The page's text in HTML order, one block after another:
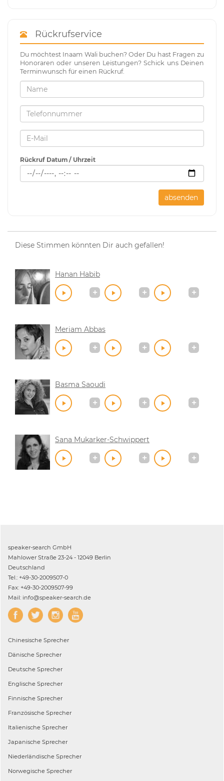
Rückrufservice
Du möchtest Inaam Wali buchen? Oder Du hast Fragen zu
Honoraren oder unseren Leistungen? Schick uns Deinen
Terminwunsch für einen Rückruf.
Rückruf Datum / Uhrzeit
absenden
Diese Stimmen könnten Dir auch gefallen!
Hanan Habib
Meriam Abbas
Basma Saoudi
Sana Mukarker-Schwippert
speaker-search GmbH
Mahlower Straße 23-24 - 12049 Berlin
Deutschland
Tel.: +49-30-2009507-0
Fax: +49-30-2009507-99
Mail: info@speaker-search.de
Chinesische Sprecher
Dänische Sprecher
Deutsche Sprecher
Englische Sprecher
Finnische Sprecher
Französische Sprecher
Italienische Sprecher
Japanische Sprecher
Niederländische Sprecher
Norwegische Sprecher